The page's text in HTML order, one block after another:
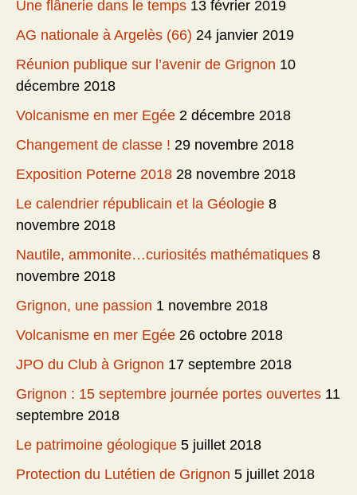
Une flânerie dans le temps 13 février 2019
AG nationale à Argelès (66) 24 janvier 2019
Réunion publique sur l’avenir de Grignon 10
décembre 2018
Volcanisme en mer Egée 2 décembre 2018
Changement de classe ! 29 novembre 2018
Exposition Poterne 2018 28 novembre 2018
Le calendrier républicain et la Géologie 8
novembre 2018
Nautile, ammonite…curiosités mathématiques 8
novembre 2018
Grignon, une passion 1 novembre 2018
Volcanisme en mer Egée 26 octobre 2018
JPO du Club à Grignon 17 septembre 2018
Grignon : 15 septembre journée portes ouvertes 11
septembre 2018
Le patrimoine géologique 5 juillet 2018
Protection du Lutétien de Grignon 5 juillet 2018